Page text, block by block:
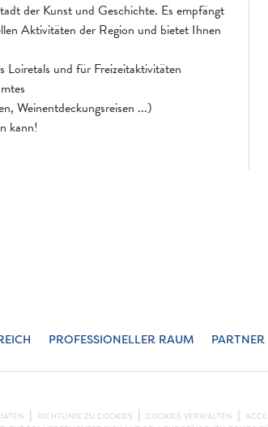
der Kunst und Geschichte. Es empfängt
Aktivitäten der Region und bietet Ihnen
und für Freizeitaktivitäten
Weinentdeckungsreisen ...)
kann!
PROFESSIONELLER RAUM PARTNER
RICHTLINIE ZU COOKIES COOKIES VERWALTEN